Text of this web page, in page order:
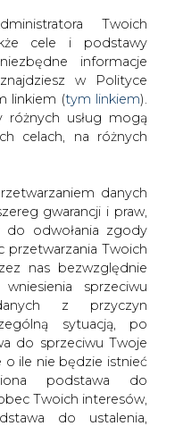
Twoich
cele i podstawy
informacje
w Polityce
linkiem (tym linkiem).
różnych usług mogą
celach, na różnych
danych
gwarancji i praw,
odwołania zgody
przetwarzania Twoich
nas bezwzględnie
sprzeciwu
z przyczyn
sytuacją, po
do sprzeciwu Twoje
o ile nie będzie istnieć
podstawa do
Twoich interesów,
do ustalenia,
skomentuj
udostępnij:
Statoil
status
wielkich złóż
części
Azerski gaz
przez
w serwisie e-